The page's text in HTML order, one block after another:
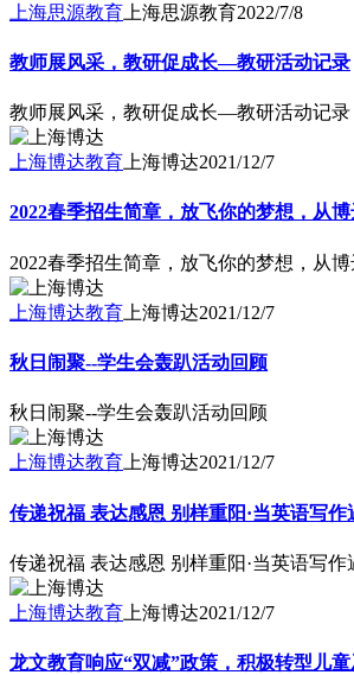
上海思源教育 上海思源教育2022/7/8
教师展风采，教研促成长—教研活动记录
教师展风采，教研促成长—教研活动记录
上海博达教育 上海博达2021/12/7
2022春季招生简章，放飞你的梦想，从博
2022春季招生简章，放飞你的梦想，从博
上海博达教育 上海博达2021/12/7
秋日闹聚--学生会轰趴活动回顾
秋日闹聚--学生会轰趴活动回顾
上海博达教育 上海博达2021/12/7
传递祝福 表达感恩 别样重阳·当英语写作
传递祝福 表达感恩 别样重阳·当英语写
上海博达教育 上海博达2021/12/7
龙文教育响应“双减”政策，积极转型儿